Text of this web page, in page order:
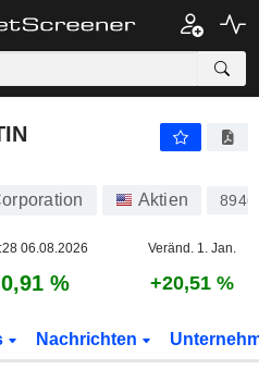
Aktien
06.08.2026 Veränd. 1. Jan.
% +20,51 %
Nachrichten